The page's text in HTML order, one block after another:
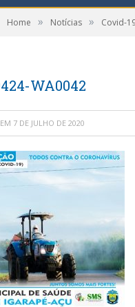
Home » Notícias » Covid-
WA0042
EM 7 DE JULHO DE 2020